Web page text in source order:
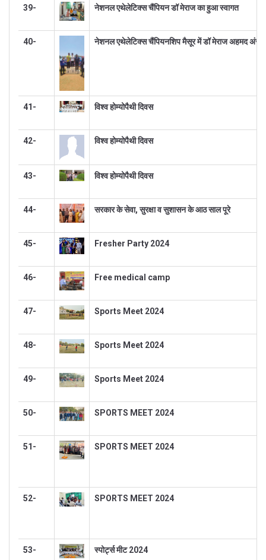
39- नेशनल एथेलेटिक्स चैंपियन डॉ मेराज का हुआ स्वागत
40- नेशनल एथेलेटिक्स चैंपियनशिप मैसूर में डॉ मेराज अहमद
41- विश्व होम्योपैथी दिवस
42- विश्व होम्योपैथी दिवस
43- विश्व होम्योपैथी दिवस
44- सरकार के सेवा, सुरक्षा व सुशासन के आठ साल पूरे
45- Fresher Party 2024
46- Free medical camp
47- Sports Meet 2024
48- Sports Meet 2024
49- Sports Meet 2024
50- SPORTS MEET 2024
51- SPORTS MEET 2024
52- SPORTS MEET 2024
53- स्पोर्ट्स मीट 2024